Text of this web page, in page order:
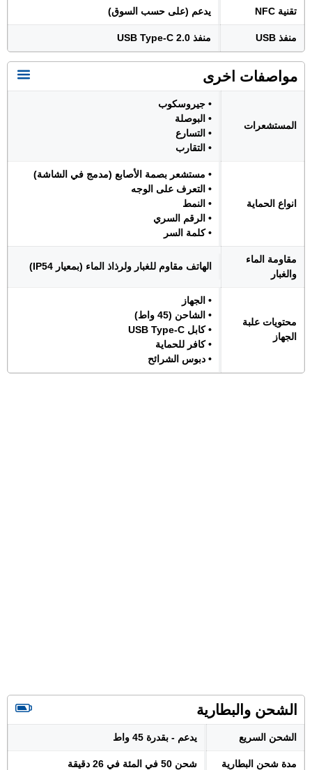
تقنية NFC يدعم (على حسب السوق)
منفذ USB منفذ USB Type-C 2.0
مواصفات اخرى
المستشعرات
• جيروسكوب
• البوصلة
• التسارع
• التقارب
انواع الحماية
• مستشعر بصمة الأصابع (مدمج في الشاشة)
• التعرف على الوجه
• النمط
• الرقم السري
• كلمة السر
مقاومة الماء
والغبار
الهاتف مقاوم للغبار ولرذاذ الماء (بمعيار IP54)
محتويات علبة
الجهاز
• الجهاز
• الشاحن (45 واط)
• كابل USB Type-C
• كافر للحماية
• دبوس الشرائح
الشحن والبطارية
الشحن السريع يدعم - بقدرة 45 واط
مدة شحن البطارية شحن 50 في المئة في 26 دقيقة